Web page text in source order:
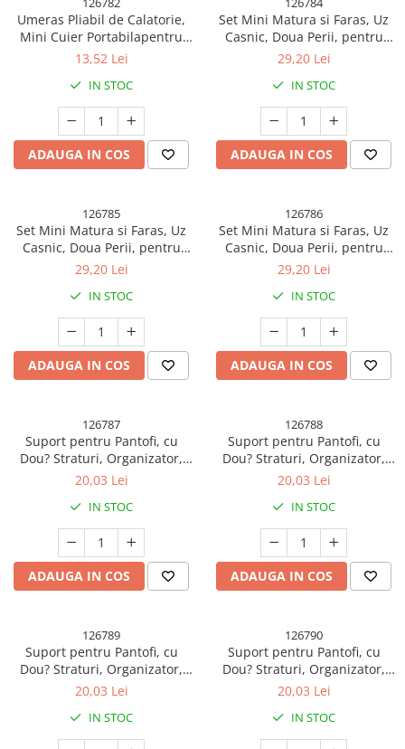
Umeras Pliabil de Calatorie,
Mini Cuier Portabilapentru
Haine, Suport de Uscare,
13,52 Lei
IN STOC
ADAUGA IN COS
Set Mini Matura si Faras, Uz
Casnic, Doua Perii, pentru
Birou, Bucatarie, Casa,
29,20 Lei
IN STOC
ADAUGA IN COS
126785
Set Mini Matura si Faras, Uz
Casnic, Doua Perii, pentru
Birou, Bucatarie, Casa,
29,20 Lei
IN STOC
ADAUGA IN COS
126786
Set Mini Matura si Faras, Uz
Casnic, Doua Perii, pentru
Birou, Bucatarie, Casa,
29,20 Lei
IN STOC
ADAUGA IN COS
126787
Suport pentru Pantofi, cu
Dou? Straturi, Organizator,
Antiderapant ?i Durabil, In?l?
Roz, 150 g
20,03 Lei
IN STOC
ADAUGA IN COS
126788
Suport pentru Pantofi, cu
Dou? Straturi, Organizator,
Antiderapant ?i Durabil, In?l?
Verde, 150 g
20,03 Lei
IN STOC
ADAUGA IN COS
126789
Suport pentru Pantofi, cu
Dou? Straturi, Organizator,
Antiderapant ?i Durabil, In?l?
Albastru, 150 g
20,03 Lei
IN STOC
126790
Suport pentru Pantofi, cu
Dou? Straturi, Organizator,
Antiderapant ?i Durabil, In?l?
Alb, 150 g
20,03 Lei
IN STOC